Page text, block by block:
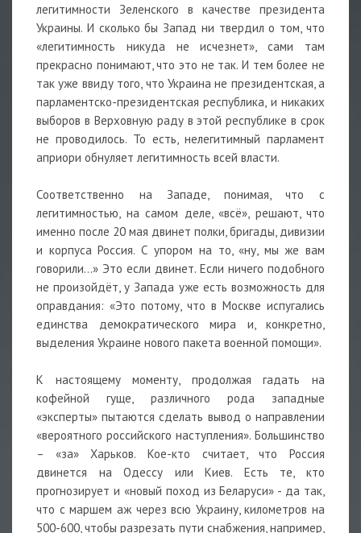
легитимности Зеленского в качестве президента
Украины. И сколько бы Запад ни твердил о том, что
«легитимность никуда не исчезнет», сами там
прекрасно понимают, что это не так. И тем более не
так уже ввиду того, что Украина не президентская, а
парламентско-президентская республика, и никаких
выборов в Верховную раду в этой республике в срок
не проводилось. То есть, нелегитимный парламент
априори обнуляет легитимность всей власти.
Соответственно на Западе, понимая, что с
легитимностью, на самом деле, «всё», решают, что
именно после 20 мая двинет полки, бригады, дивизии
и корпуса Россия. С упором на то, «ну, мы же вам
говорили…» Это если двинет. Если ничего подобного
не произойдёт, у Запада уже есть возможность для
оправдания: «Это потому, что в Москве испугались
единства демократического мира и, конкретно,
выделения Украине нового пакета военной помощи».
К настоящему моменту, продолжая гадать на
кофейной гуще, различного рода западные
«эксперты» пытаются сделать вывод о направлении
«вероятного российского наступления». Большинство
– «за» Харьков. Кое-кто считает, что Россия
двинется на Одессу или Киев. Есть те, кто
прогнозирует и «новый поход из Беларуси» - да так,
что с маршем аж через всю Украину, километров на
500-600, чтобы разрезать пути снабжения, например,